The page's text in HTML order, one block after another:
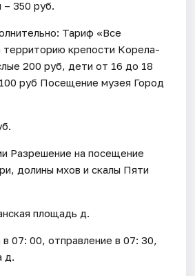
– 350 руб.
Тариф «Все
территорию крепости Корела-
200 руб, дети от 16 до 18
руб Посещение музея Город
Разрешение на посещение
долины мхов и скалы Пяти
площадь д.
07: 00, отправление в 07: 30,
д.